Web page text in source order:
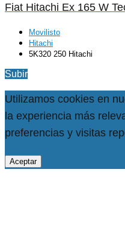
Fiat Hitachi Ex 165 W
Movilisto
Hitachi
5K320 250 Hitachi
Subir
Utilizamos cookies en
la experiencia más
preferencias y visitas
Aceptar